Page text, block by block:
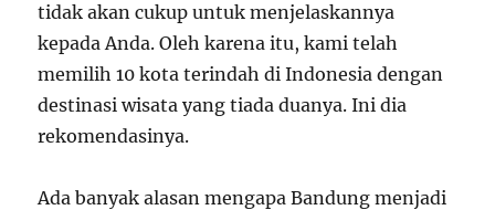
tidak akan cukup untuk menjelaskannya
kepada Anda. Oleh karena itu, kami telah
memilih 10 kota terindah di Indonesia dengan
destinasi wisata yang tiada duanya. Ini dia
rekomendasinya.
Ada banyak alasan mengapa Bandung menjadi